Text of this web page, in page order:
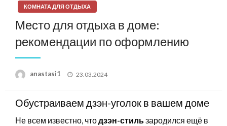
КОМНАТА ДЛЯ ОТДЫХА
Место для отдыха в доме:
рекомендации по оформлению
anastasi1
Posted
23.03.2024
Обустраиваем дзэн-уголок в вашем доме
Не всем известно, чтодзэн-стильзародился ещё в